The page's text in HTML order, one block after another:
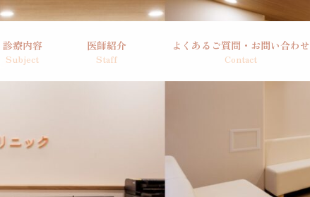
診療内容 医師紹介 よくあるご質問・お問い合わせ